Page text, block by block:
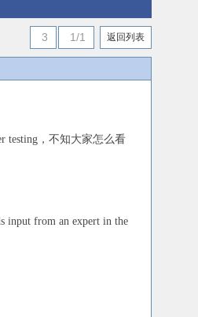
3 1/1 返回列表
testing，不知大家怎么看
input from an expert in the